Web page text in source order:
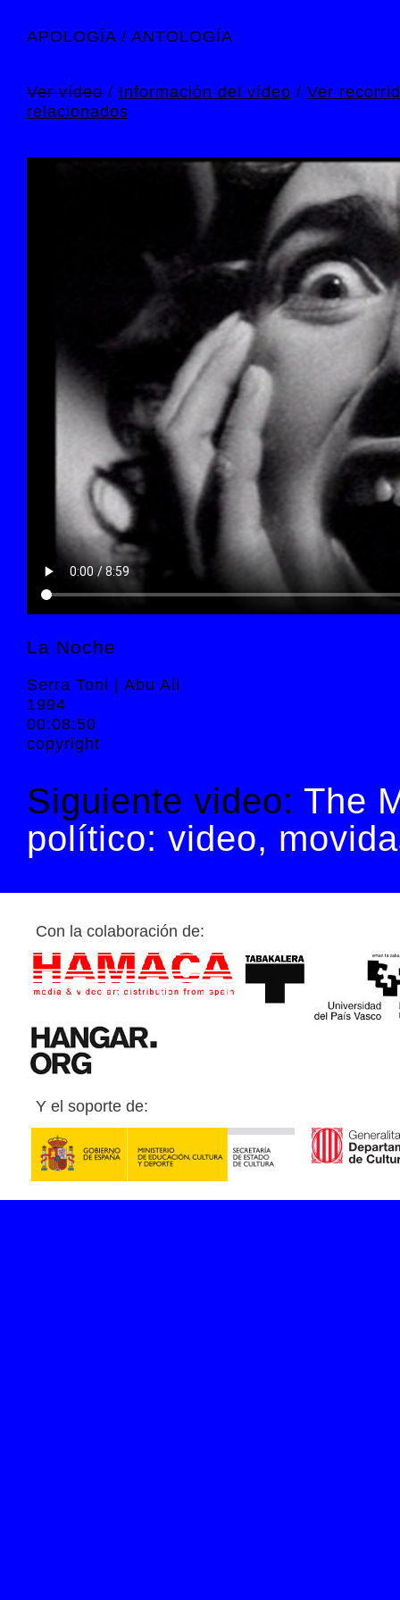
APOLOGÍA / ANTOLOGÍA
Ver vídeo / Información del vídeo / Ver
relacionados
La Noche
Serra Toni | Abu Ali
1994
00:08:50
copyright
Siguiente video: The
político: video,
Con la colaboración de:
Y el soporte de: